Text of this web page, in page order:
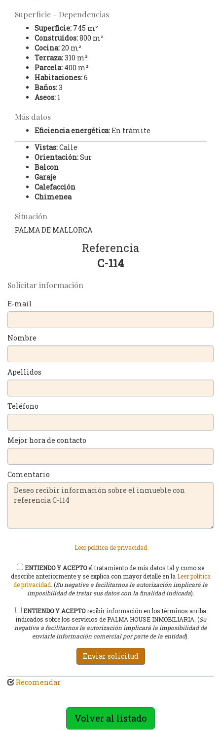
Superficie - Dependencias
Superficie: 745 m²
Construidos:800 m²
Cocina:20 m²
Terraza:310 m²
Parcela: 400 m²
Habitaciones:6
Baños:3
Aseos: 1
Más datos
Eficiencia energética:En trámite
Vistas:Calle
Orientación:Sur
Balcon
Garaje
Calefacción
Chimenea
Situación
PALMA DE MALLORCA
Referencia
C-114
Solicitar información
E-mail
Nombre
Apellidos
Teléfono
Mejor hora de contacto
Comentario
Leer política de privacidad
ENTIENDO Y ACEPTOel tratamiento de mis datos tal y como se
describe anteriormente y se explica con mayor detalle en la Leer política
de privacidad . (Su negativa a facilitarnos la autorización implicará la
imposibilidad de tratar sus datos con la finalidad indicada).
ENTIENDO Y ACEPTOrecibir información en los términos arriba
indicados sobre los servicios de PALMA HOUSE INMOBILIARIA. (Su
negativa a facilitarnos la autorización implicará la imposibilidad de
enviarle información comercial por parte de la entidad).
Enviar solicitud
Recomendar
Volver al listado